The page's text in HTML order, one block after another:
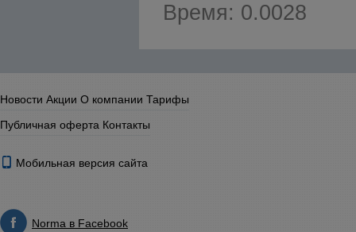
Время: 0.0028
Новости Акции О компании Тарифы
Публичная оферта Контакты
Мобильная версия сайта
Norma в Facebook